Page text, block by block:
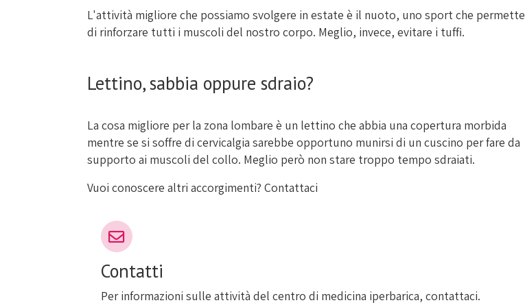
L'attività migliore che possiamo svolgere in estate è il nuoto, uno sport che permette
di rinforzare tutti i muscoli del nostro corpo. Meglio, invece, evitare i tuffi.
Lettino, sabbia oppure sdraio?
La cosa migliore per la zona lombare è un lettino che abbia una copertura morbida
mentre se si soffre di cervicalgia sarebbe opportuno munirsi di un cuscino per fare da
supporto ai muscoli del collo. Meglio però non stare troppo tempo sdraiati.
Vuoi conoscere altri accorgimenti? Contattaci
Contatti
Per informazioni sulle attività del centro di medicina iperbarica, contattaci.